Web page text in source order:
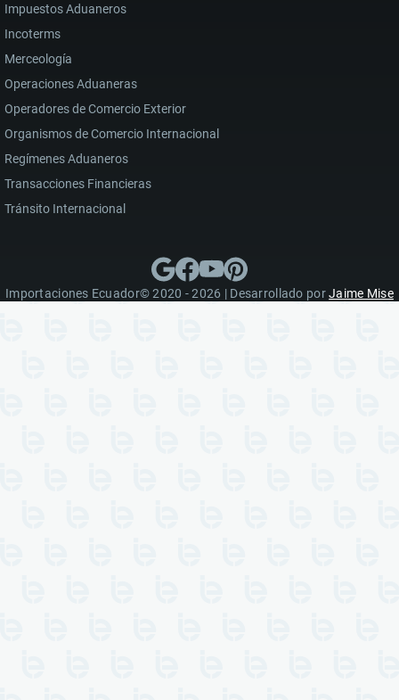
Impuestos Aduaneros
Incoterms
Merceología
Operaciones Aduaneras
Operadores de Comercio Exterior
Organismos de Comercio Internacional
Regímenes Aduaneros
Transacciones Financieras
Tránsito Internacional
Importaciones Ecuador© 2020 - 2026 | Desarrollado porJaime Mise